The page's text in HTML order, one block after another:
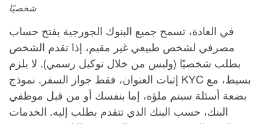
شخصيًا
في العادة، تسمح جميع البنوك الجورجية بفتح حساب
مصرفي لشخص طبيعي غير مقيم، إذا تقدم الشخص
بطلب شخصيًا (وليس من خلال توكيل رسمي). لا يلزم
إثبات العنوان، فقط جواز السفر. نموذج KYC بسيط، مع
بضعة أسئلة سيتم ملؤه، إما بنفسك أو من قبل موظفي
البنك، حسب البنك الذي تتقدم بطلب إليه. الخدمات